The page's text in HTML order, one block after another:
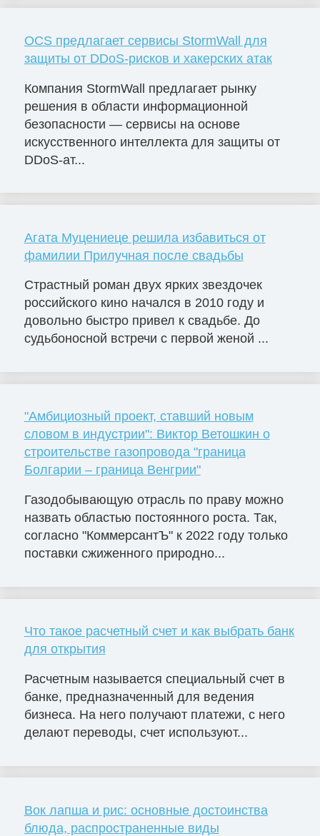
OCS предлагает сервисы StormWall для
защиты от DDoS-рисков и хакерских атак
Компания StormWall предлагает рынку
решения в области информационной
безопасности — сервисы на основе
искусственного интеллекта для защиты от
DDoS-ат...
Агата Муцениеце решила избавиться от
фамилии Прилучная после свадьбы
Страстный роман двух ярких звездочек
российского кино начался в 2010 году и
довольно быстро привел к свадьбе. До
судьбоносной встречи с первой женой ...
"Амбициозный проект, ставший новым
словом в индустрии": Виктор Ветошкин о
строительстве газопровода "граница
Болгарии – граница Венгрии"
Газодобывающую отрасль по праву можно
назвать областью постоянного роста. Так,
согласно "КоммерсантЪ" к 2022 году только
поставки сжиженного природно...
Что такое расчетный счет и как выбрать банк
для открытия
Расчетным называется специальный счет в
банке, предназначенный для ведения
бизнеса. На него получают платежи, с него
делают переводы, счет используют...
Вок лапша и рис: основные достоинства
блюда, распространенные виды